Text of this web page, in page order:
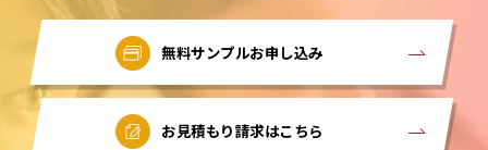
無料サンプルお申し込み
お見積もり請求はこちら